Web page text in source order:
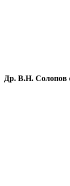
Др. В.Н. Солопов